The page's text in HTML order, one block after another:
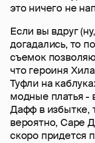
это ничего не
Если вы вдруг
догадались, то
съемок
что героиня
Туфли на
модные платья -
Дафф в избытке,
вероятно, Саре
скоро придется